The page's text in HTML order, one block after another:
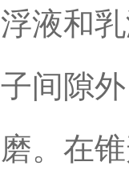
浮液和
子间隙
磨。在